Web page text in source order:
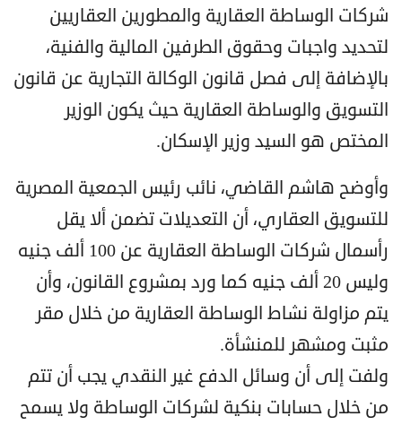
شركات الوساطة العقارية والمطورين العقاريين
لتحديد واجبات وحقوق الطرفين المالية والفنية،
بالإضافة إلى فصل قانون الوكالة التجارية عن قانون
التسويق والوساطة العقارية حيث يكون الوزير
المختص هو السيد وزير الإسكان.
وأوضح هاشم القاضي، نائب رئيس الجمعية المصرية
للتسويق العقاري، أن التعديلات تضمن ألا يقل
رأسمال شركات الوساطة العقارية عن 100 ألف جنيه
وليس 20 ألف جنيه كما ورد بمشروع القانون، وأن
يتم مزاولة نشاط الوساطة العقارية من خلال مقر
مثبت ومشهر للمنشأة.
ولفت إلى أن وسائل الدفع غير النقدي يجب أن تتم
من خلال حسابات بنكية لشركات الوساطة ولا يسمح